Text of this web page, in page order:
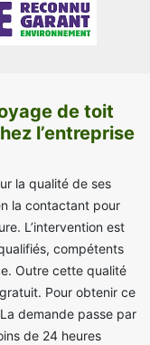
de toit
l’entreprise
la qualité de ses
la contactant pour
L’intervention est
compétents
Outre cette qualité
Pour obtenir ce
demande passe par
de 24 heures